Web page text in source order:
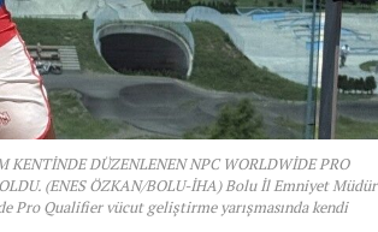
KENTİNDE DÜZENLENEN NPC WORLDWİDE PRO
(ENES ÖZKAN/BOLU-İHA) Bolu İl Emniyet Müdür
Pro Qualifier vücut geliştirme yarışmasında kendi